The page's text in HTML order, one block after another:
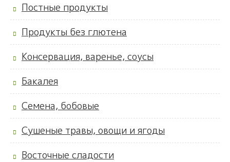
Постные продукты
Продукты без глютена
Консервация, варенье, соусы
Бакалея
Семена, бобовые
Сушеные травы, овощи и ягоды
Восточные сладости